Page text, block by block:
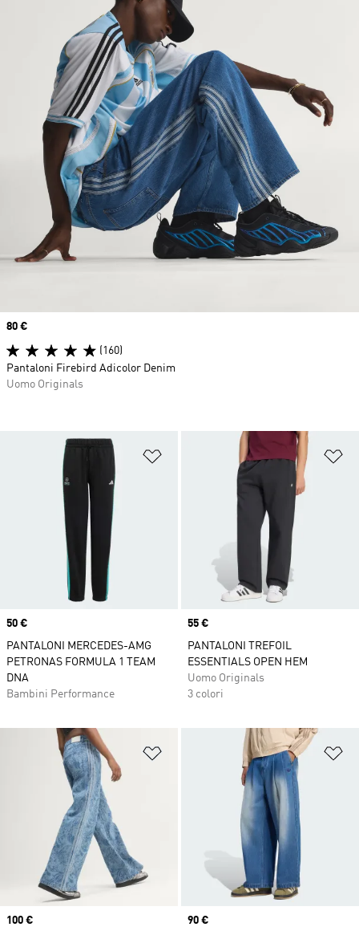
Aggiungi alla lista dei desideri
Price
50 €
PANTALONI MERCEDES-AMG
PETRONAS FORMULA 1 TEAM
DNA
Bambini Performance
Price
55 €
PANTALONI TREFOIL
ESSENTIALS OPEN HEM
Uomo Originals
3 colori
Aggiungi alla lista dei desideri
Price
100 € Price
90 €
Price
80 €
(160)
Pantaloni Firebird Adicolor Denim
Uomo Originals